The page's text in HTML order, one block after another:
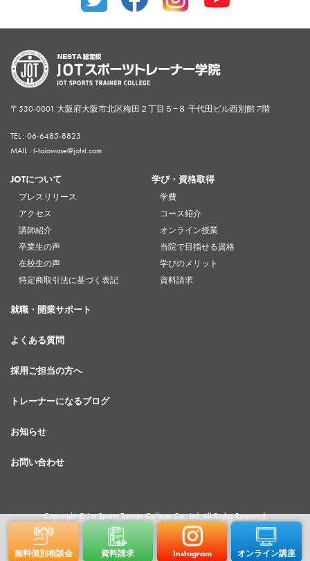
無料個別相談会 資料請求 Instagram オンライン講座
〒530-0001 大阪府大阪市北区梅田２丁目５−８ 千代田ビル西別館 7階
TEL : 06-6485-8823
MAIL : t-toiawase@jotst.com
JOTについて
プレスリリース
アクセス
講師紹介
卒業生の声
在校生の声
特定商取引法に基づく表記
学び・資格取得
学費
コース紹介
オンライン授業
当院で目指せる資格
学びのメリット
資料請求
就職・開業サポート
よくある質問
採用ご担当の方へ
トレーナーになるブログ
お知らせ
お問い合わせ
Copyright © Jot Sports Trainer College Co., Ltd. All Rights Reserved.